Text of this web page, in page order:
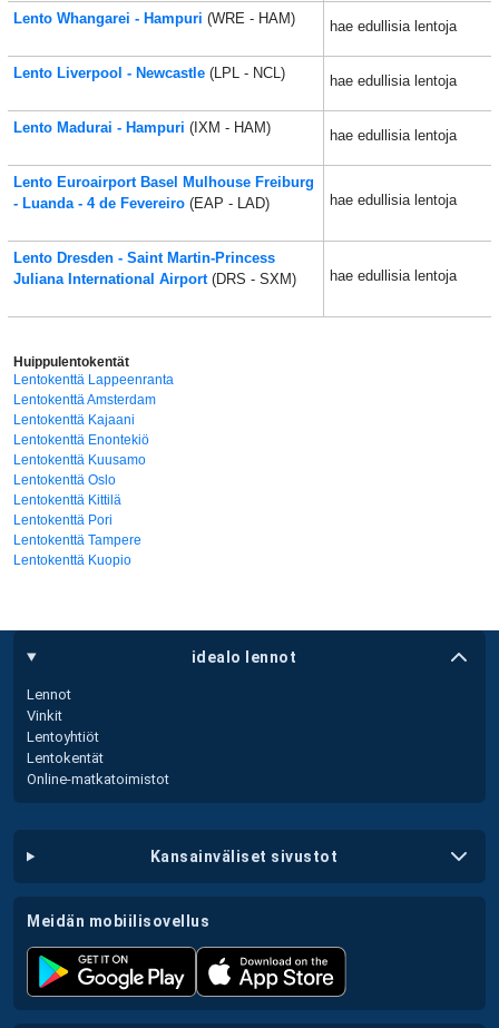
Lento Whangarei - Hampuri (WRE - HAM) hae edullisia lentoja
Lento Liverpool - Newcastle (LPL - NCL) hae edullisia lentoja
Lento Madurai - Hampuri (IXM - HAM) hae edullisia lentoja
Lento Euroairport Basel Mulhouse Freiburg
- Luanda - 4 de Fevereiro (EAP - LAD) hae edullisia lentoja
Lento Dresden - Saint Martin-Princess
Juliana International Airport (DRS - SXM) hae edullisia lentoja
Huippulentokentät
Lentokenttä Lappeenranta
Lentokenttä Amsterdam
Lentokenttä Kajaani
Lentokenttä Enontekiö
Lentokenttä Kuusamo
Lentokenttä Oslo
Lentokenttä Kittilä
Lentokenttä Pori
Lentokenttä Tampere
Lentokenttä Kuopio
idealo lennot
Lennot
Vinkit
Lentoyhtiöt
Lentokentät
Online-matkatoimistot
kansainväliset sivustot
meidän mobiilisovellus